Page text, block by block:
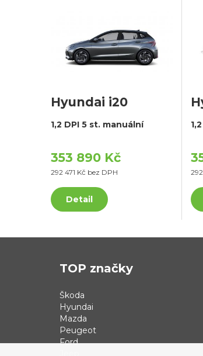
Hyundai i20
1,2 DPI 5 st. manuální
353 890 Kč
292 471 Kč bez DPH
Detail
TOP značky
Škoda
Hyundai
Mazda
Peugeot
Ford